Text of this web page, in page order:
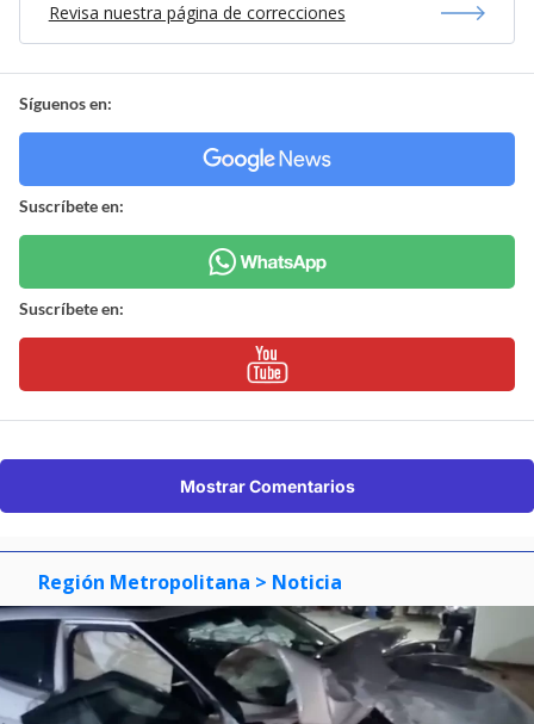
Revisa nuestra página de correcciones
Síguenos en:
Suscríbete en:
Suscríbete en:
Mostrar Comentarios
Región Metropolitana > Noticia